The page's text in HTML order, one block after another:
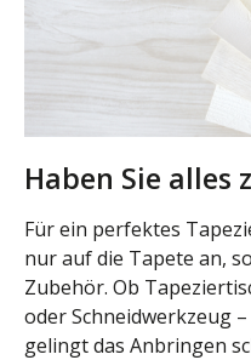
Haben Sie alles
Für ein perfektes
nur auf die Tapete an,
Zubehör. Ob
oder Schneidwerkzeug
gelingt das Anbringen